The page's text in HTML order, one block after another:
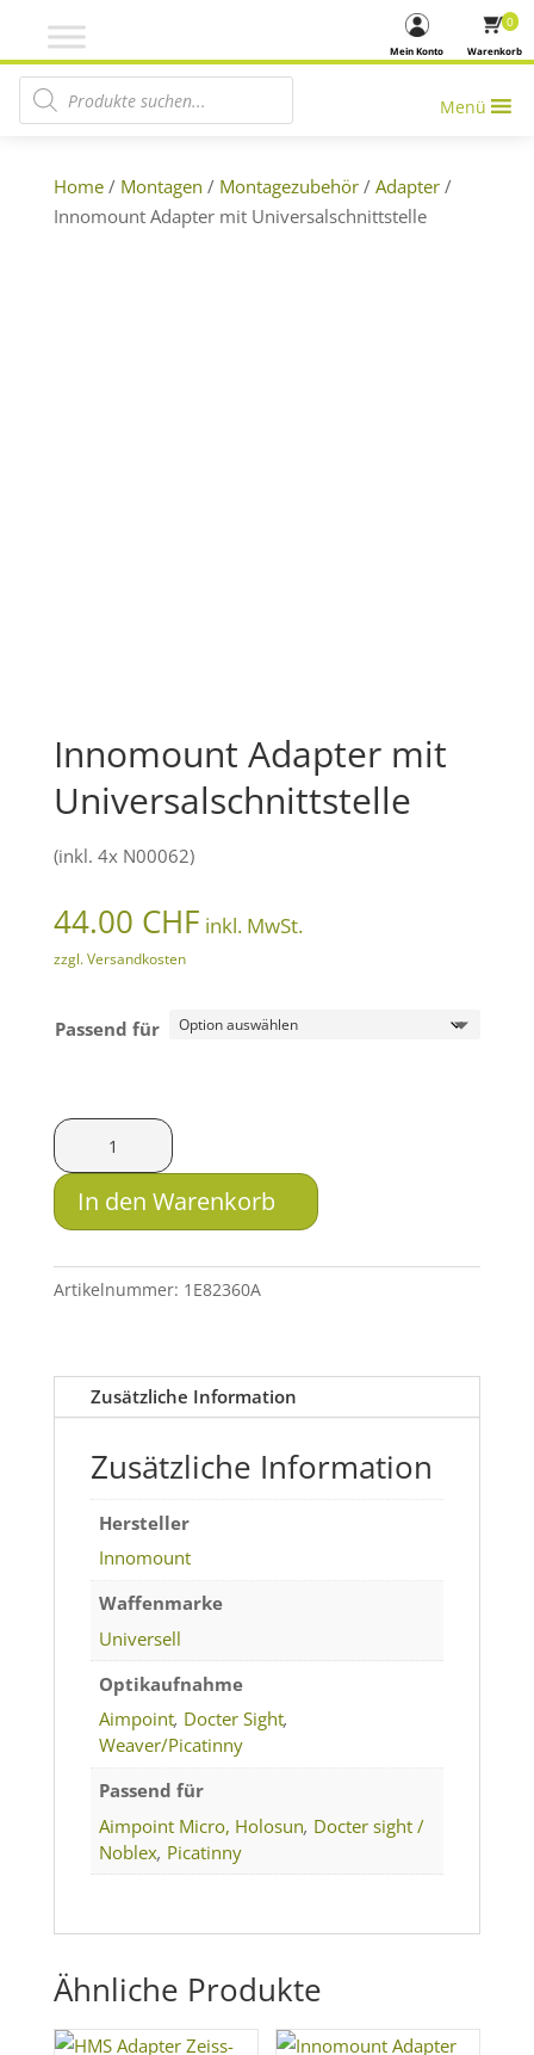
Warenkorb
0
Mein Konto
Products search
Menü
Home/ Montagen / Montagezubehör/ Adapter/
Innomount Adapter mit Universalschnittstelle
Innomount Adapter mit
Universalschnittstelle
(inkl. 4x N00062)
44.00 CHF inkl. MwSt.
zzgl. Versandkosten
Passend für
Innomount
Adapter
mit
Universalschnittstelle
In den Warenkorb
Artikelnummer: 1E82360A
Zusätzliche Information
Zusätzliche Information
Hersteller
Innomount
Waffenmarke
Universell
Optikaufnahme
Aimpoint, Docter Sight,
Weaver/Picatinny
Passend für
Aimpoint Micro, Holosun, Docter sight /
Noblex, Picatinny
Ähnliche Produkte